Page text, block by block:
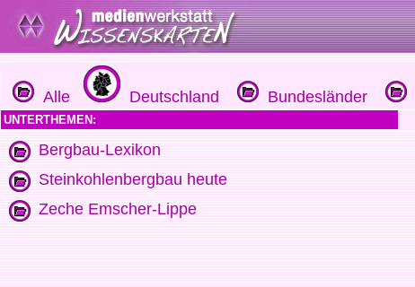
Alle Deutschland Bundesländer
UNTERTHEMEN:
Bergbau-Lexikon
Steinkohlenbergbau heute
Zeche Emscher-Lippe